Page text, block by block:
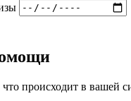
происходит в вашей